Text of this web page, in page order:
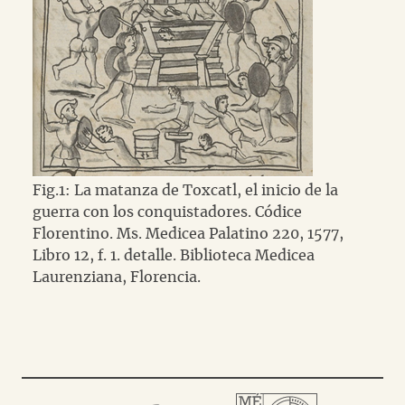
Fig.1: La matanza de Toxcatl, el inicio de la
guerra con los conquistadores. Códice
Florentino. Ms. Medicea Palatino 220, 1577,
Libro 12, f. 1. detalle. Biblioteca Medicea
Laurenziana, Florencia.